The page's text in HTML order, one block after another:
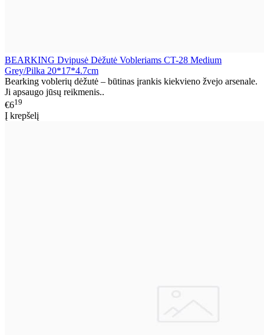
BEARKING Dvipusė Dėžutė Vobleriams CT-28 Medium
Grey/Pilka 20*17*4.7cm
Bearking voblerių dėžutė – būtinas įrankis kiekvieno žvejo arsenale.
Ji apsaugo jūsų reikmenis..
€619
Į krepšelį